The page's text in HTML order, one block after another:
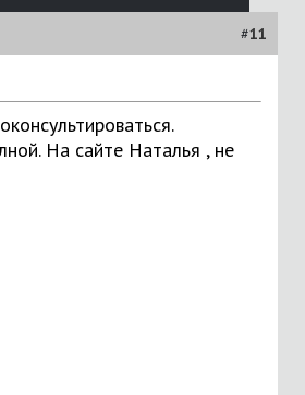
#11
На сайте Наталья , не